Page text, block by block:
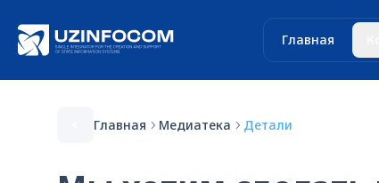
Главная
Главная Медиатека Детали